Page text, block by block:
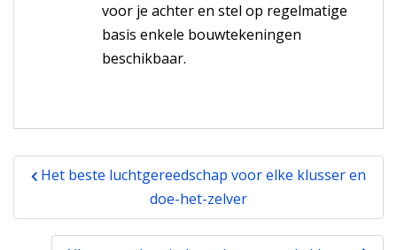
de
klus
voor je achter en stel op regelmatige
basis enkele bouwtekeningen
beschikbaar.
Bericht
navigatie
Het beste luchtgereedschap voor elke klusser en
doe-het-zelver